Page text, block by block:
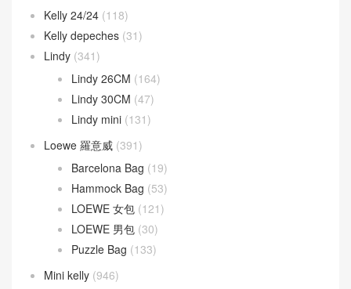
Kelly 24/24 (118)
Kelly depeches (31)
Lindy (341)
Lindy 26CM (164)
Lindy 30CM (47)
Lindy mini (131)
Loewe 羅意威 (391)
Barcelona Bag (19)
Hammock Bag (53)
LOEWE 女包 (121)
LOEWE 男包 (30)
Puzzle Bag (133)
Mini kelly (946)